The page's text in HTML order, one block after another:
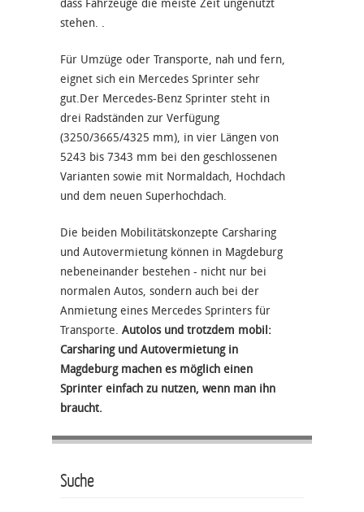
dass Fahrzeuge die meiste Zeit ungenutzt
stehen. .
Für Umzüge oder Transporte, nah und fern,
eignet sich ein Mercedes Sprinter sehr
gut.Der Mercedes-Benz Sprinter steht in
drei Radständen zur Verfügung
(3250/3665/4325 mm), in vier Längen von
5243 bis 7343 mm bei den geschlossenen
Varianten sowie mit Normaldach, Hochdach
und dem neuen Superhochdach.
Die beiden Mobilitätskonzepte Carsharing
und Autovermietung können in Magdeburg
nebeneinander bestehen - nicht nur bei
normalen Autos, sondern auch bei der
Anmietung eines Mercedes Sprinters für
Transporte. Autolos und trotzdem mobil:
Carsharing und Autovermietung in
Magdeburg machen es möglich einen
Sprinter einfach zu nutzen, wenn man ihn
braucht.
Suche